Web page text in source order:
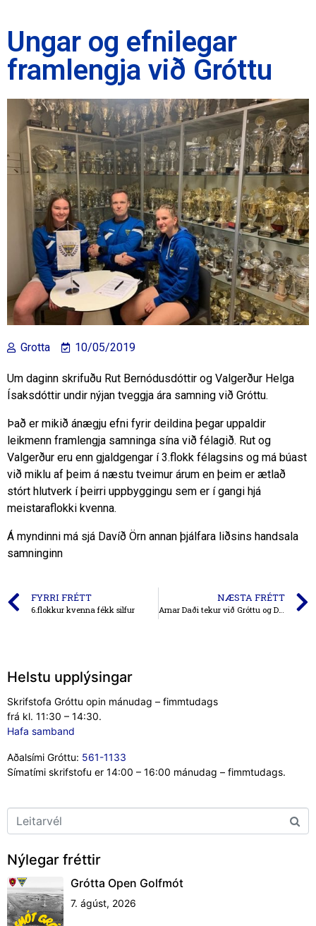
Ungar og efnilegar
framlengja við Gróttu
Grotta 10/05/2019
Um daginn skrifuðu Rut Bernódusdóttir og Valgerður Helga
Ísaksdóttir undir nýjan tveggja ára samning við Gróttu.
Það er mikið ánægju efni fyrir deildina þegar uppaldir
leikmenn framlengja samninga sína við félagið. Rut og
Valgerður eru enn gjaldgengar í 3.flokk félagsins og má búast
við miklu af þeim á næstu tveimur árum en þeim er ætlað
stórt hlutverk í þeirri uppbyggingu sem er í gangi hjá
meistaraflokki kvenna.
Á myndinni má sjá Davíð Örn annan þjálfara liðsins handsala
samninginn
FYRRI FRÉTT
6.flokkur kvenna fékk silfur
NÆSTA FRÉTT
Arnar Daði tekur við Gróttu og Daði Laxdal framlengir!
Helstu upplýsingar
Skrifstofa Gróttu opin mánudag – fimmtudags
frá kl. 11:30 – 14:30.
Hafa samband
Aðalsími Gróttu: 561-1133
Símatími skrifstofu er 14:00 – 16:00 mánudag – fimmtudags.
Nýlegar fréttir
Grótta Open Golfmót
7. ágúst, 2026